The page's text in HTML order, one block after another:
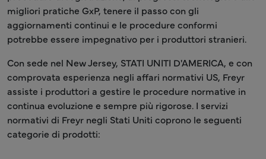
migliori pratiche GxP, tenere il passo con gli
aggiornamenti continui e le procedure conformi
potrebbe essere impegnativo per i produttori stranieri.
Con sede nel New Jersey, STATI UNITI D'AMERICA, e con
comprovata esperienza negli affari normativi US, Freyr
assiste i produttori a gestire le procedure normative in
continua evoluzione e sempre più rigorose. I servizi
normativi di Freyr negli Stati Uniti coprono le seguenti
categorie di prodotti: